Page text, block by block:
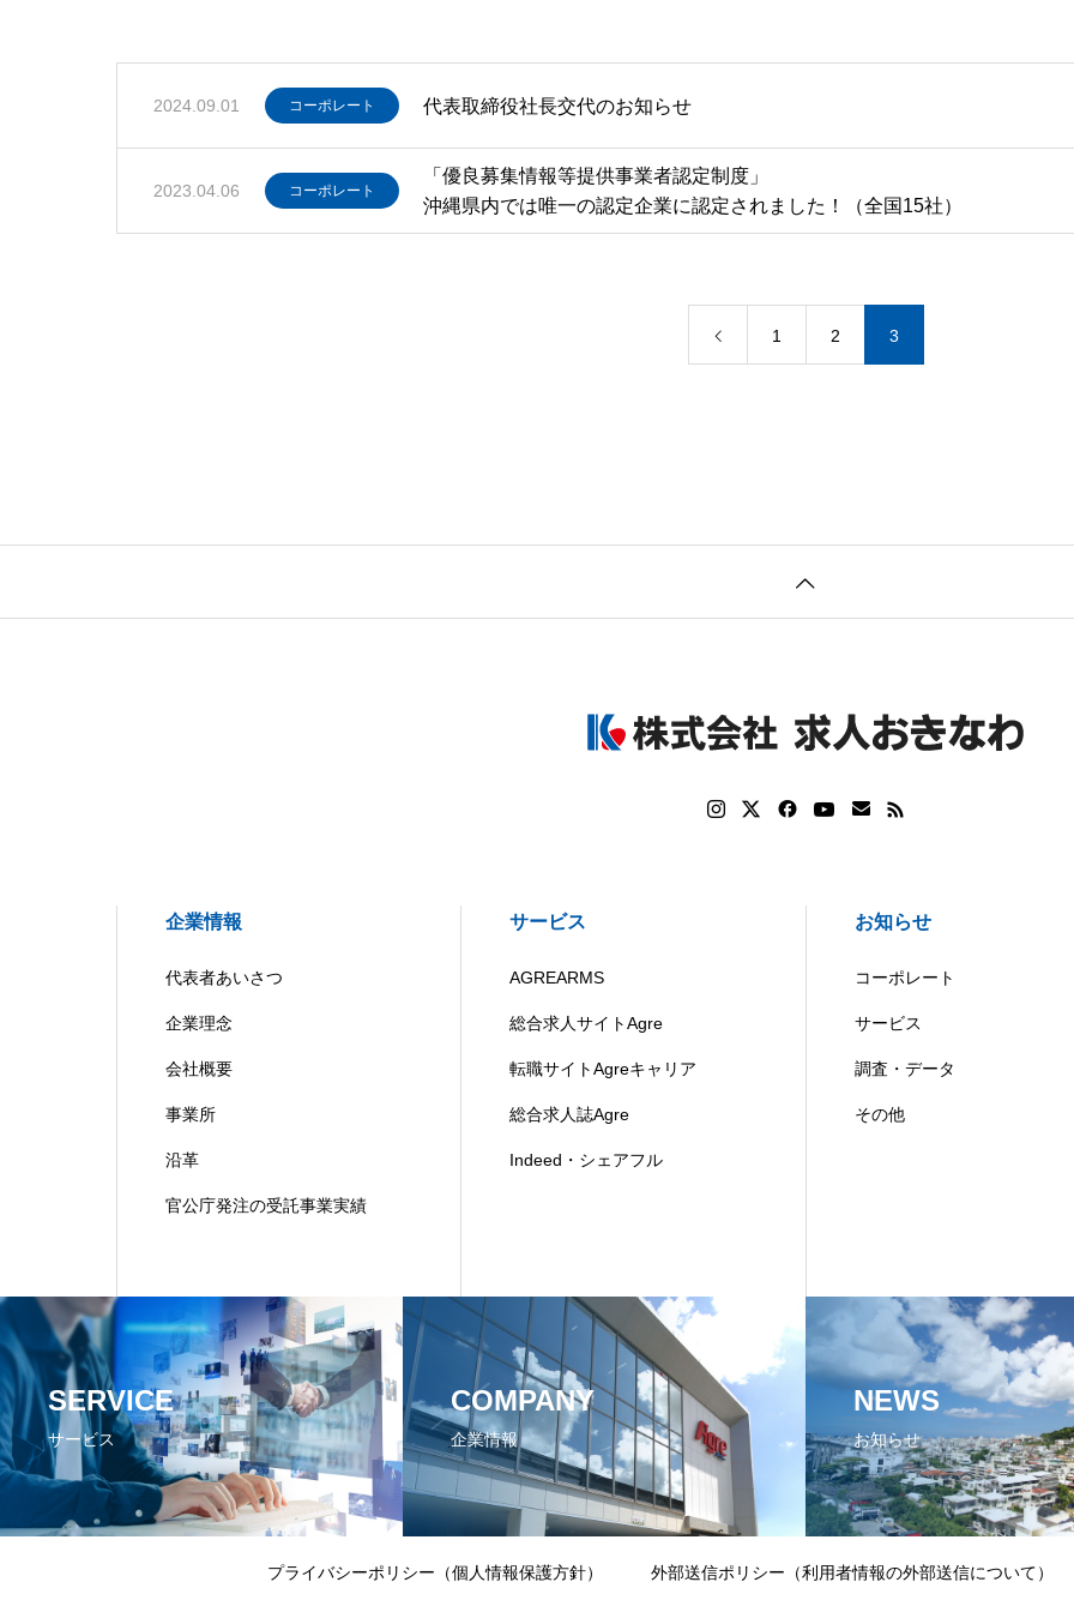
2024.09.01 コーポレート 代表取締役社長交代のお知らせ
2023.04.06 コーポレート
「優良募集情報等提供事業者認定制度」
沖縄県内では唯一の認定企業に認定されました！（全国15社）
1 2 3
企業情報
代表者あいさつ
企業理念
会社概要
事業所
沿革
官公庁発注の受託事業実績
サービス
AGREARMS
総合求人サイトAgre
転職サイトAgreキャリア
総合求人誌Agre
Indeed・シェアフル
お知らせ
コーポレート
サービス
調査・データ
その他
SERVICE
サービス
COMPANY
企業情報
NEWS
お知らせ
プライバシーポリシー（個人情報保護方針） 外部送信ポリシー（利用者情報の外部送信について）